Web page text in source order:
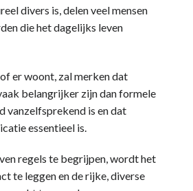
divers is, delen veel mensen
die het dagelijks leven
er woont, zal merken dat
belangrijker zijn dan formele
vanzelfsprekend is en dat
essentieel is.
regels te begrijpen, wordt het
te leggen en de rijke, diverse